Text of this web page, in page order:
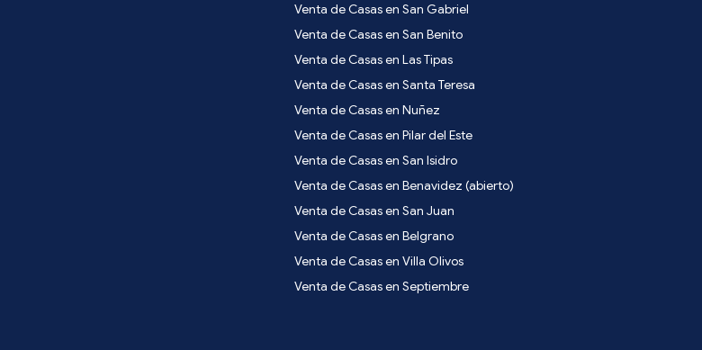
Venta de Casas en San Gabriel
Venta de Casas en San Benito
Venta de Casas en Las Tipas
Venta de Casas en Santa Teresa
Venta de Casas en Nuñez
Venta de Casas en Pilar del Este
Venta de Casas en San Isidro
Venta de Casas en Benavidez (abierto)
Venta de Casas en San Juan
Venta de Casas en Belgrano
Venta de Casas en Villa Olivos
Venta de Casas en Septiembre